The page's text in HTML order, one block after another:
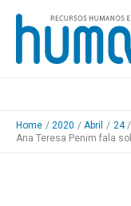
Skip
content
Home 2020 Abril
24
Ana Teresa Penim fala